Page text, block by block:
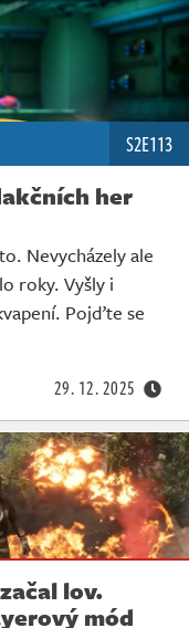
S2E113
her
Nevycházely ale
roky. Vyšly i
Pojďte se
29. 12. 2025
lov.
mód